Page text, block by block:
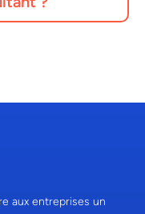
aux entreprises un